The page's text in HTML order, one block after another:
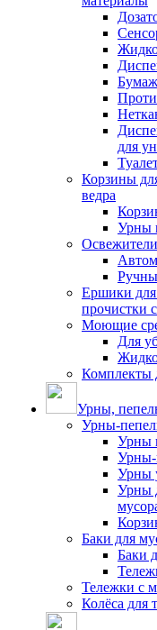
для
Корзины
ведра
Урны
Ершики для
прочистки
Моющие
Для
Комплекты
Урны,
Урны-
Урны
Урны-
Урны
Урны
Баки для
Баки
Тележки с
Колёса для